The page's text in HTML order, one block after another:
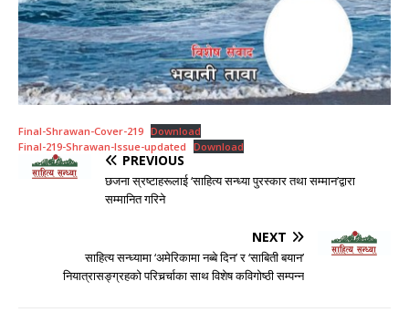
Final-Shrawan-Cover-219 Download
Final-219-Shrawan-Issue-updated
Download
PREVIOUS
छजना स्रष्टाहरूलाई ‘साहित्य सन्ध्या पुरस्कार तथा सम्मान’द्वारा
सम्मानित गरिने
NEXT
साहित्य सन्ध्यामा ‘अमेरिकामा नब्बे दिन’ र ‘साबिती बयान’
नियात्रासङ्ग्रहको परिचर्र्चाका साथ विशेष कविगोष्ठी सम्पन्न